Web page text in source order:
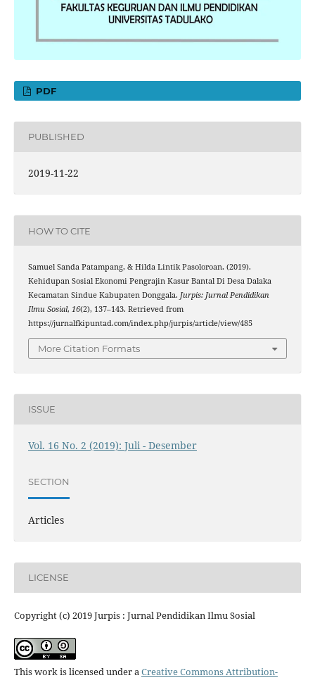
PDF
PUBLISHED
2019-11-22
HOW TO CITE
Samuel Sanda Patampang, & Hilda Lintik Pasoloroan. (2019).
Kehidupan Sosial Ekonomi Pengrajin Kasur Bantal Di Desa Dalaka
Kecamatan Sindue Kabupaten Donggala. Jurpis: Jurnal Pendidikan
Ilmu Sosial, 16(2), 137–143. Retrieved from
https://jurnalfkipuntad.com/index.php/jurpis/article/view/485
More Citation Formats
ISSUE
Vol. 16 No. 2 (2019): Juli - Desember
SECTION
Articles
LICENSE
Copyright (c) 2019 Jurpis : Jurnal Pendidikan Ilmu Sosial
This work is licensed under aCreative Commons Attribution-